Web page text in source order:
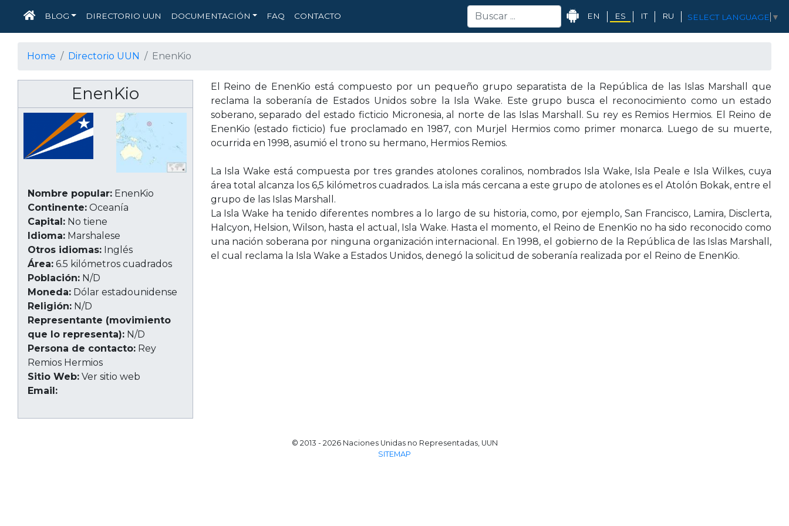
INICIO
BLOG DIRECTORIO UUN DOCUMENTACIÓN FAQ CONTACTO EN ES IT RU SELECT LANGUAGE ▼
Home Directorio UUN EnenKio
EnenKio
Nombre popular: EnenKio
Continente: Oceanía
Capital: No tiene
Idioma: Marshalese
Otros idiomas: Inglés
Área: 6.5 kilómetros cuadrados
Población: N/D
Moneda: Dólar estadounidense
Religión: N/D
Representante (movimiento
que lo representa): N/D
Persona de contacto: Rey
Remios Hermios
Sitio Web: Ver sitio web
Email:
El Reino de EnenKio está compuesto por un pequeño grupo separatista de la República de las Islas Marshall que
reclama la soberanía de Estados Unidos sobre la Isla Wake. Este grupo busca el reconocimiento como un estado
soberano, separado del estado ficticio Micronesia, al norte de las Islas Marshall. Su rey es Remios Hermios. El Reino de
EnenKio (estado ficticio) fue proclamado en 1987, con Murjel Hermios como primer monarca. Luego de su muerte,
ocurrida en 1998, asumió el trono su hermano, Hermios Remios.
La Isla Wake está compuesta por tres grandes atolones coralinos, nombrados Isla Wake, Isla Peale e Isla Wilkes, cuya
área total alcanza los 6,5 kilómetros cuadrados. La isla más cercana a este grupo de atolones es el Atolón Bokak, entre el
grupo de las Islas Marshall.
La Isla Wake ha tenido diferentes nombres a lo largo de su historia, como, por ejemplo, San Francisco, Lamira, Disclerta,
Halcyon, Helsion, Wilson, hasta el actual, Isla Wake. Hasta el momento, el Reino de EnenKio no ha sido reconocido como
una nación soberana por ninguna organización internacional. En 1998, el gobierno de la República de las Islas Marshall,
el cual reclama la Isla Wake a Estados Unidos, denegó la solicitud de soberanía realizada por el Reino de EnenKio.
© 2013 - 2026 Naciones Unidas no Representadas, UUN
SITEMAP